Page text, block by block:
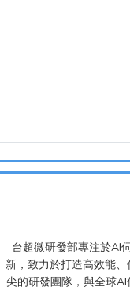
台超微研發部專注於AI
新，致力於打造高效能
尖的研發團隊，與全球